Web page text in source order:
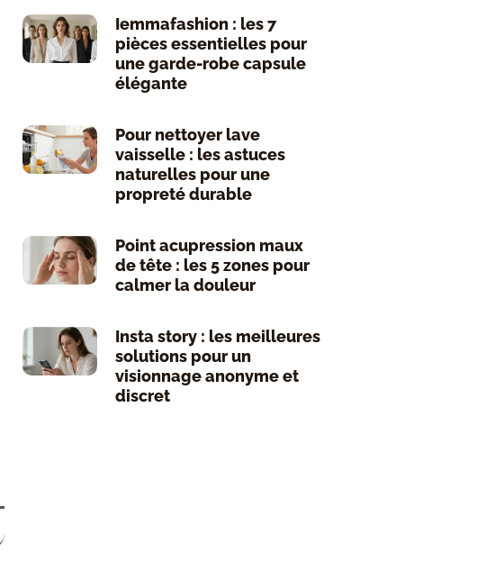
Iemmafashion : les 7
pièces essentielles pour
une garde-robe capsule
élégante
Pour nettoyer lave
vaisselle : les astuces
naturelles pour une
propreté durable
Point acupression maux
de tête : les 5 zones pour
calmer la douleur
Insta story : les meilleures
solutions pour un
visionnage anonyme et
discret